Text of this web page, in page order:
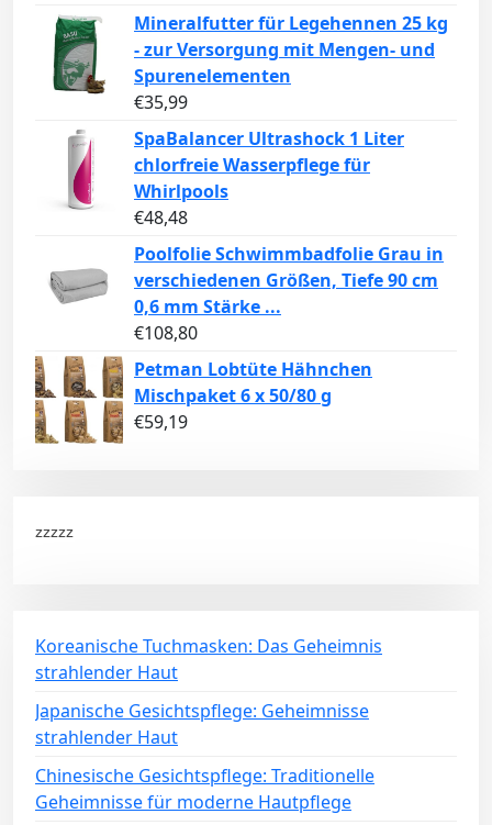
Mineralfutter für Legehennen 25 kg
- zur Versorgung mit Mengen- und
Spurenelementen
€35,99
SpaBalancer Ultrashock 1 Liter
chlorfreie Wasserpflege für
Whirlpools
€48,48
Poolfolie Schwimmbadfolie Grau in
verschiedenen Größen, Tiefe 90 cm
0,6 mm Stärke ...
€108,80
Petman Lobtüte Hähnchen
Mischpaket 6 x 50/80 g
€59,19
zzzzz
Koreanische Tuchmasken: Das Geheimnis
strahlender Haut
Japanische Gesichtspflege: Geheimnisse
strahlender Haut
Chinesische Gesichtspflege: Traditionelle
Geheimnisse für moderne Hautpflege